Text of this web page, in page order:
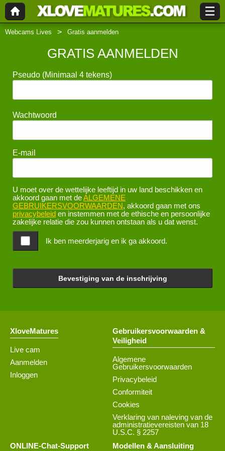
Webcams Lives Gratis aanmelden
GRATIS AANMELDEN
Pseudo (Minimaal 4 tekens)
Wachtwoord
E-mail
U moet over de wettelijke leeftijd in uw land beschikken en
akkoord gaan met deALGEMENE
GEBRUIKERSVOORWAARDEN, akkoord gaan met ons
privacybeleid en instemmen met de ethische en persoonlijke
zakelijke relatie die zou kunnen ontstaan als u dat wenst.
Ik ben meerderjarig en ik ga akkoord.
Bevestiging van de inschrijving
XloveMatures
Live cam
Aanmelden
Inloggen
Gebruikersvoorwaarden &
Veiligheid
Algemene
Gebruikersvoorwaarden
Privacybeleid
Conformiteit
Cookies
Verklaring van naleving van de
administratievereisten van 18
U.S.C. § 2257
ONLINE-Chat-Support
Modellen & Aansluiting